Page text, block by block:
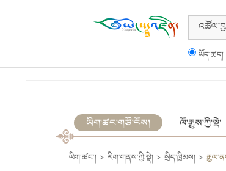
ཡོད་ཚད།
ཡིག་ཚང་གཙོ་ངོས། ལོ་རྒྱུས་ཀྱི་སྡེ།
ཡིག་ཚང་། > རིག་གནས་ཀྱི་སྡེ། > སྲིད་ཁྲིམས། >